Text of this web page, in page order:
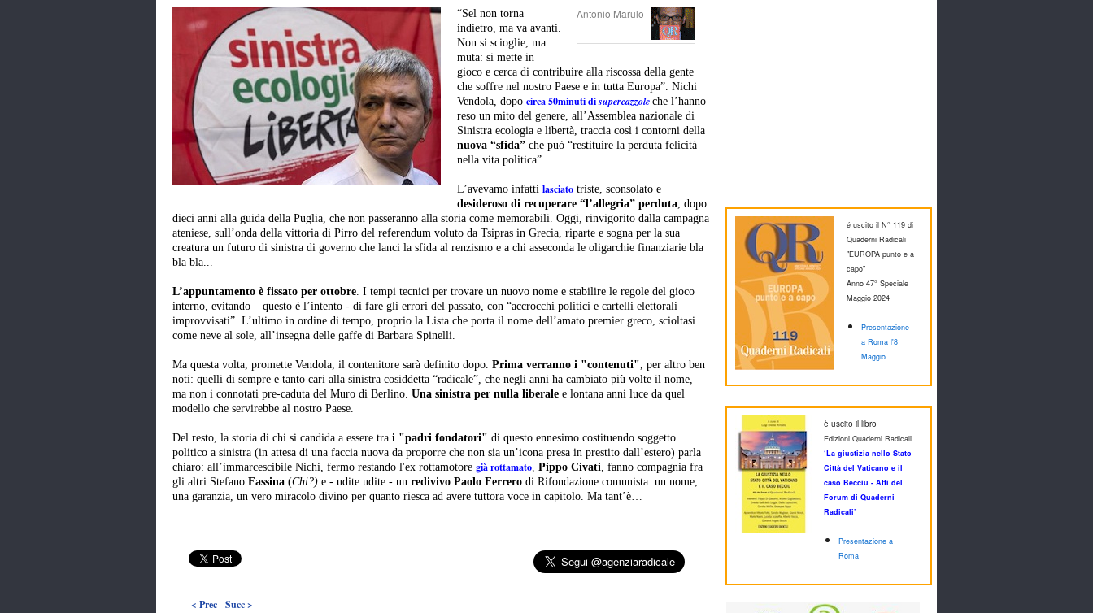
Antonio Marulo
“Sel non torna
indietro, ma va avanti.
Non si scioglie, ma
muta: si mette in
gioco e cerca di contribuire alla riscossa della gente
che soffre nel nostro Paese e in tutta Europa”. Nichi
Vendola, dopo circa 50minuti disupercazzole che l’hanno
reso un mito del genere, all’Assemblea nazionale di
Sinistra ecologia e libertà, traccia così i contorni della
nuova “sfida” che può “restituire la perduta felicità
nella vita politica”.
L’avevamo infatti lasciato triste, sconsolato e
desideroso di recuperare “l’allegria” perduta, dopo
dieci anni alla guida della Puglia, che non passeranno alla storia come memorabili. Oggi, rinvigorito dalla campagna
ateniese, sull’onda della vittoria di Pirro del referendum voluto da Tsipras in Grecia, riparte e sogna per la sua
creatura un futuro di sinistra di governo che lanci la sfida al renzismo e a chi asseconda le oligarchie finanziarie bla
bla bla...
L’appuntamento è fissato per ottobre. I tempi tecnici per trovare un nuovo nome e stabilire le regole del gioco
interno, evitando – questo è l’intento - di fare gli errori del passato, con “accrocchi politici e cartelli elettorali
improvvisati”. L’ultimo in ordine di tempo, proprio la Lista che porta il nome dell’amato premier greco, scioltasi
come neve al sole, all’insegna delle gaffe di Barbara Spinelli.
Ma questa volta, promette Vendola, il contenitore sarà definito dopo. Prima verranno i "contenuti", per altro ben
noti: quelli di sempre e tanto cari alla sinistra cosiddetta “radicale”, che negli anni ha cambiato più volte il nome,
ma non i connotati pre-caduta del Muro di Berlino. Una sinistra per nulla liberale e lontana anni luce da quel
modello che servirebbe al nostro Paese.
Del resto, la storia di chi si candida a essere tra i "padri fondatori" di questo ennesimo costituendo soggetto
politico a sinistra (in attesa di una faccia nuova da proporre che non sia un’icona presa in prestito dall’estero) parla
chiaro: all’immarcescibile Nichi, fermo restando l'ex rottamotore già rottamato, Pippo Civati, fanno compagnia fra
gli altri Stefano Fassina (Chi?) e - udite udite - un redivivo Paolo Ferrero di Rifondazione comunista: un nome,
una garanzia, un vero miracolo divino per quanto riesca ad avere tuttora voce in capitolo. Ma tant’è…
< Prec Succ >
é uscito il N° 119 di
Quaderni Radicali
"EUROPA punto e a
capo"
Anno 47° Speciale
Maggio 2024
Presentazione
a Roma l'8
Maggio
è uscito il libro
Edizioni Quaderni Radicali
‘La giustizia nello Stato
Città del Vaticano e il
caso Becciu - Atti del
Forum di Quaderni
Radicali’
Presentazione a
Roma